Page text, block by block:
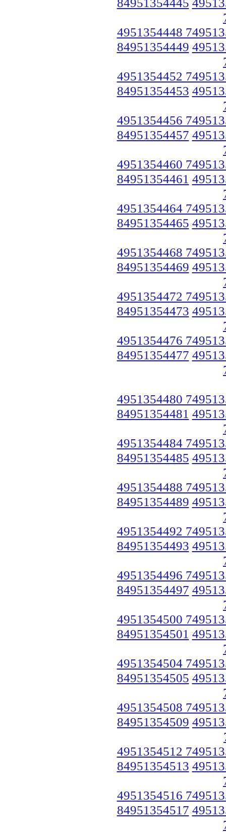
4951354448
84951354449
4951354452
84951354453
4951354456
84951354457
4951354460
84951354461
4951354464
84951354465
4951354468
84951354469
4951354472
84951354473
4951354476
84951354477
4951354480
84951354481
4951354484
84951354485
4951354488
84951354489
4951354492
84951354493
4951354496
84951354497
4951354500
84951354501
4951354504
84951354505
4951354508
84951354509
4951354512
84951354513
4951354516
84951354517